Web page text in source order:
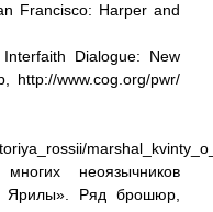
Francisco: Harper and
Dialogue: New
http://www.cog.org/pwr/
неоязычников
Ярилы». Ряд брошюр,